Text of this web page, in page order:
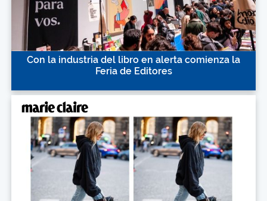
Con la industria del libro en alerta comienza la
Feria de Editores